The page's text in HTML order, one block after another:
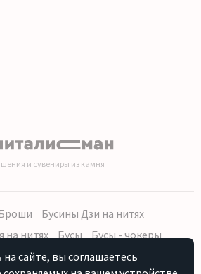
и сувениры из камня
Бусины Дзи на нитях
на нитях
Бусы
Бусы - чокеры
Наборы (бусы, браслет, серьги)
на сайте, вы соглашаетесь